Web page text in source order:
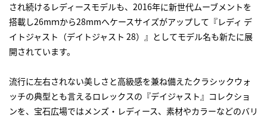
され続けるレディースモデルも、2016年に新世代ムーブメントを
搭載し26mｍから28mmへケースサイズがアップして『レディ デ
イトジャスト（デイトジャスト 28）』としてモデル名も新たに展
開されています。
流行に左右されない美しさと高級感を兼ね備えたクラシックウォ
ッチの典型とも言えるロレックスの『デイジャスト』コレクショ
ンを、宝石広場ではメンズ・レディース、素材やカラーなどのバリ